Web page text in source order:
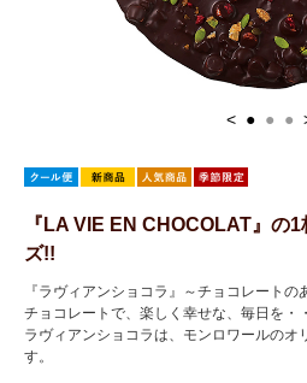
< ● ● ●
『LA VIE EN CHOCOLAT』の
ズ!!
『ラヴィアンショコラ』～チョコレートの
チョコレートで、楽しく幸せな、毎日を・
ラヴィアンショコラは、モンロワールのオ
す。